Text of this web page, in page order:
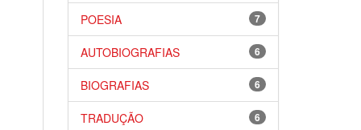
7
POESIA
6
AUTOBIOGRAFIAS
6
BIOGRAFIAS
6
TRADUÇÃO